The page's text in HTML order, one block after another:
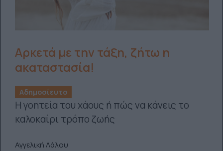
Αρκετά με την τάξη, ζήτω η
ακαταστασία!
Αδημοσίευτο
Η γοητεία του χάους ή πώς να κάνεις το
καλοκαίρι τρόπο ζωής
Αγγελική Λάλου